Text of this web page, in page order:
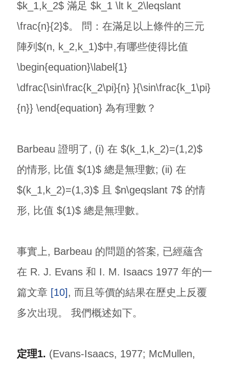
$k_1,k_2$ 滿足 $k_1 \lt k_2\leqslant
\frac{n}{2}$。 問：在滿足以上條件的三元
陣列$(n, k_2,k_1)$中,有哪些使得比值
\begin{equation}\label{1}
\dfrac{\sin\frac{k_2\pi}{n} }{\sin\frac{k_1\pi}
{n}} \end{equation} 為有理數？
Barbeau 證明了, (i) 在 $(k_1,k_2)=(1,2)$
的情形, 比值 $(1)$ 總是無理數; (ii) 在
$(k_1,k_2)=(1,3)$ 且 $n\geqslant 7$ 的情
形, 比值 $(1)$ 總是無理數。
事實上, Barbeau 的問題的答案, 已經蘊含
在 R. J. Evans 和 I. M. Isaacs 1977 年的一
篇文章 [10], 而且等價的結果在歷史上反覆
多次出現。 我們概述如下。
定理1. (Evans-Isaacs, 1977; McMullen,